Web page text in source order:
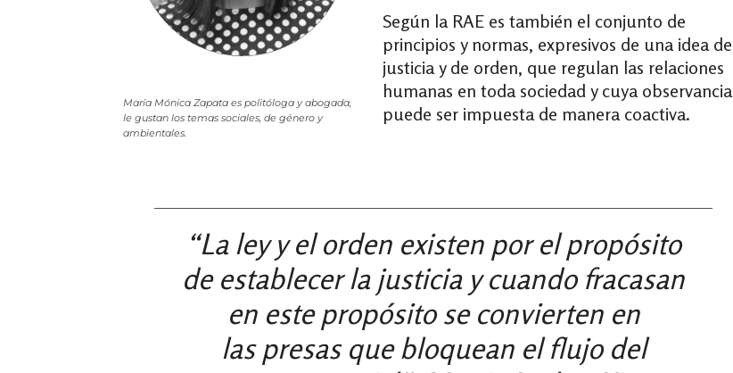
María Mónica Zapata es politóloga y abogada,
le gustan los temas sociales, de género y
ambientales.
Según la RAE es también el conjunto de
principios y normas, expresivos de una idea de
justicia y de orden, que regulan las relaciones
humanas en toda sociedad y cuya observancia
puede ser impuesta de manera coactiva.
“La ley y el orden existen por el propósito
de establecer la justicia y cuando fracasan
en este propósito se convierten en
laspresas que bloquean el flujo del